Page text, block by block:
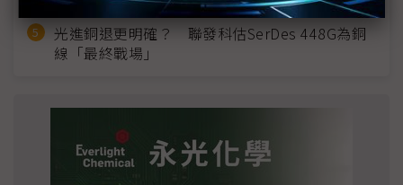
光進銅退更明確？ 聯發科估SerDes 448G為銅
線「最終戰場」